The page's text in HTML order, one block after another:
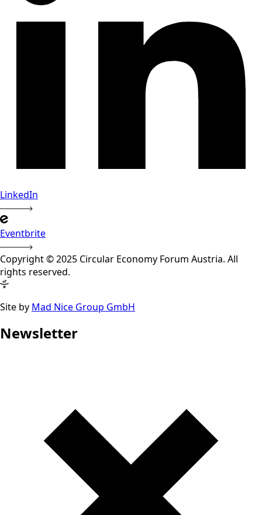
LinkedIn
Eventbrite
Copyright © 2025 Circular Economy Forum Austria. All
rights reserved.
Site by Mad Nice Group GmbH
Newsletter